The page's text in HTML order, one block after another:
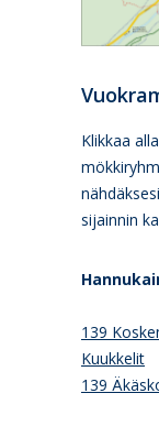
Klikkaa
sijainnin
139
Kuukkelit
139